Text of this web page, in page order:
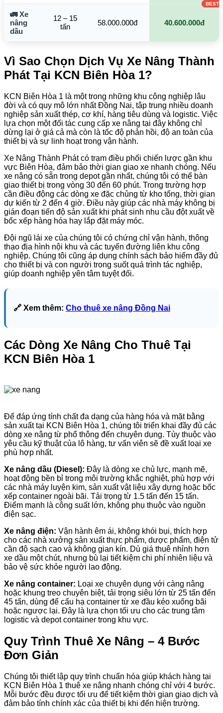
🚛 Xe
nâng
dầu
12 – 15
tấn
58.000.000đ 40.600.000đ
Vì Sao Chọn Dịch Vụ Xe Nâng Thành
Phát Tại KCN Biên Hòa 1?
KCN Biên Hòa 1 là một trong những khu công nghiệp lâu
đời và có quy mô lớn nhất Đồng Nai, tập trung nhiều doanh
nghiệp sản xuất thép, cơ khí, hàng tiêu dùng và logistic. Việc
lựa chọn một đối tác cung cấp xe nâng tại đây không chỉ
dừng lại ở giá cả mà còn là tốc độ phản hồi, độ an toàn của
thiết bị và sự linh hoạt trong vận hành.
Xe Nâng Thành Phát có trạm điều phối chiến lược gần khu
vực Biên Hòa, đảm bảo thời gian giao xe nhanh chóng. Nếu
xe nâng có sẵn trong depot gần nhất, chúng tôi có thể bàn
giao thiết bị trong vòng 30 đến 60 phút. Trong trường hợp
cần điều động các dòng xe đặc chủng từ kho tổng, thời gian
dự kiến từ 2 đến 4 giờ. Điều này giúp các nhà máy không bị
gián đoạn tiến độ sản xuất khi phát sinh nhu cầu đột xuất về
bốc xếp hàng hóa hay lắp đặt máy móc.
Đội ngũ lái xe của chúng tôi có chứng chỉ vận hành, thông
thạo địa hình nội khu và các tuyến đường liên khu công
nghiệp. Chúng tôi cũng áp dụng chính sách bảo hiểm đầy đủ
cho thiết bị và con người trong suốt quá trình tác nghiệp,
giúp doanh nghiệp yên tâm tuyệt đối.
🔗 Xem thêm: Cho thuê xe nâng Đồng Nai
Các Dòng Xe Nâng Cho Thuê Tại
KCN Biên Hòa 1
Để đáp ứng tính chất đa dạng của hàng hóa và mặt bằng
sản xuất tại KCN Biên Hòa 1, chúng tôi triển khai đầy đủ các
dòng xe nâng từ phổ thông đến chuyên dụng. Tùy thuộc vào
yêu cầu kỹ thuật của lô hàng, tư vấn viên sẽ đề xuất loại xe
phù hợp nhất.
Xe nâng dầu (Diesel): Đây là dòng xe chủ lực, mạnh mẽ,
hoạt động bền bỉ trong môi trường khắc nghiệt, phù hợp với
các nhà máy luyện kim, sản xuất vật liệu xây dựng hoặc bốc
xếp container ngoài bãi. Tải trọng từ 1.5 tấn đến 15 tấn.
Điểm mạnh là công suất lớn, không phụ thuộc vào nguồn
điện sạc.
Xe nâng điện: Vận hành êm ái, không khói bụi, thích hợp
cho các nhà xưởng sản xuất thực phẩm, dược phẩm, điện tử
cần độ sạch cao và không gian kín. Dù giá thuê nhỉnh hơn
xe dầu một chút, nhưng bù lại tiết kiệm chi phí nhiên liệu và
bảo vệ sức khỏe người lao động.
Xe nâng container: Loại xe chuyên dụng với càng nâng
hoặc khung treo chuyên biệt, tải trọng siêu lớn từ 25 tấn đến
45 tấn, dùng để cẩu hạ container từ xe đầu kéo xuống bãi
hoặc ngược lại. Đây là lựa chọn tối ưu cho các trung tâm
logistic và depot container trong khu vực.
Quy Trình Thuê Xe Nâng – 4 Bước
Đơn Giản
Chúng tôi thiết lập quy trình chuẩn hóa giúp khách hàng tại
KCN Biên Hòa 1 thuê xe nâng nhanh chóng chỉ với 4 bước.
Mỗi bước đều được tối ưu để tiết kiệm thời gian giao dịch và
đảm bảo tính chính xác của thiết bị khi đến hiện trường.